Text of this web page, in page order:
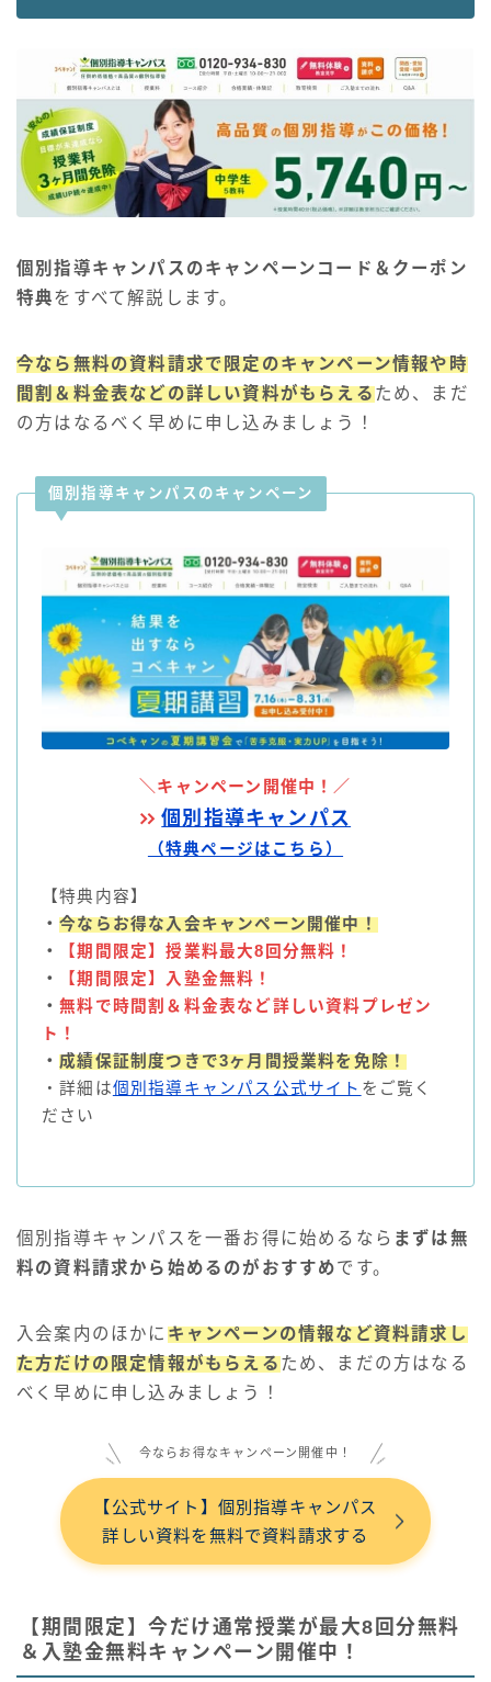
個別指導キャンパスのキャンペーンコード＆クーポン
特典をすべて解説します。
今なら無料の資料請求で限定のキャンペーン情報や時
間割＆料金表などの詳しい資料がもらえる ため、まだ
の方はなるべく早めに申し込みましょう！
個別指導キャンパスのキャンペーン
＼キャンペーン開催中！／
個別指導キャンパス
（特典ページはこちら）
【特典内容】
・今ならお得な入会キャンペーン開催中！
・
【期間限定】授業料最大8回分無料！
・
【期間限定】入塾金無料！
・無料で時間割＆料金表など詳しい資料プレゼン
ト！
・ 成績保証制度つきで3ヶ月間授業料を免除！
・詳細は個別指導キャンパス公式サイト をご覧く
ださい
個別指導キャンパスを一番お得に始めるなら まずは無
料の資料請求から始めるのがおすすめです。
入会案内のほかに キャンペーンの情報など資料請求し
た方だけの限定情報がもらえる ため、まだの方はなる
べく早めに申し込みましょう！
今ならお得なキャンペーン開催中！
【公式サイト】個別指導キャンパス
詳しい資料を無料で資料請求する
【期間限定】今だけ通常授業が最大8回分無料
＆入塾金無料キャンペーン開催中！